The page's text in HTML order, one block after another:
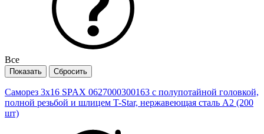
Все
Саморез 3х16 SPAX 0627000300163 с полупотайной головкой,
полной резьбой и шлицем T-Star, нержавеющая сталь А2 (200
шт)